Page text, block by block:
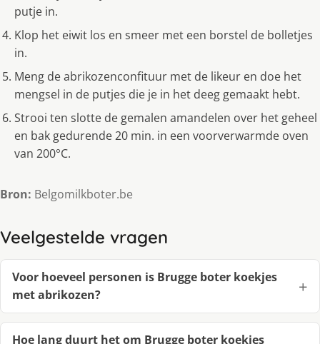
putje in.
Klop het eiwit los en smeer met een borstel de bolletjes
in.
Meng de abrikozenconfituur met de likeur en doe het
mengsel in de putjes die je in het deeg gemaakt hebt.
Strooi ten slotte de gemalen amandelen over het geheel
en bak gedurende 20 min. in een voorverwarmde oven
van 200°C.
Bron: Belgomilkboter.be
Veelgestelde vragen
Voor hoeveel personen is Brugge boter koekjes
met abrikozen?
Hoe lang duurt het om Brugge boter koekjes